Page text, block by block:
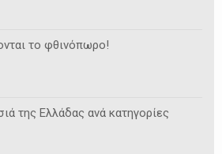
το φθινόπωρο!
της Ελλάδας ανά κατηγορίες